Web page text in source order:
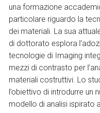
una formazione
particolare riguardo la
dei materiali. La sua
di dottorato esplora
tecnologie di Imaging
mezzi di contrasto per
materiali costruttivi. Lo
l’obiettivo di introdurre un
modello di analisi ispirato